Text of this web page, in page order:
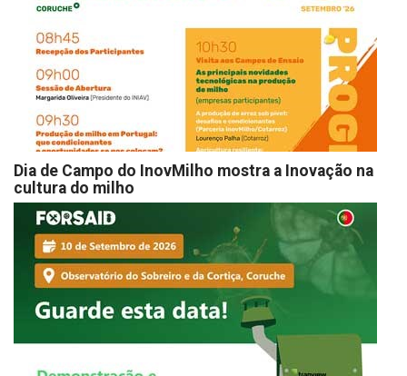
Dia de Campo do InovMilho mostra a Inovação na
cultura do milho